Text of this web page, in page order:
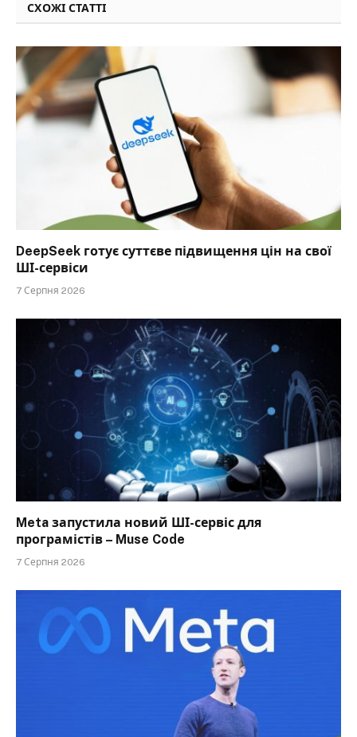
СХОЖІ СТАТТІ
DeepSeek готує суттєве підвищення цін на свої
ШІ-сервіси
7 Серпня 2026
Meta запустила новий ШІ-сервіс для
програмістів – Muse Code
7 Серпня 2026